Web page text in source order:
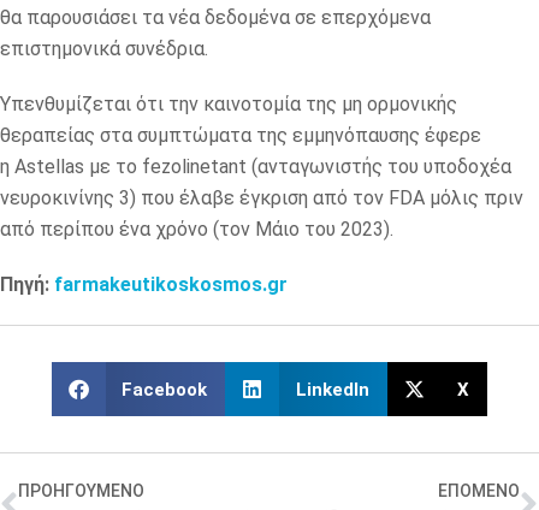
θα παρουσιάσει τα νέα δεδομένα σε επερχόμενα
επιστημονικά συνέδρια.
Υπενθυμίζεται ότι την καινοτομία της μη ορμονικής
θεραπείας στα συμπτώματα της εμμηνόπαυσης έφερε
η Astellas με το fezolinetant (ανταγωνιστής του υποδοχέα
νευροκινίνης 3) που έλαβε έγκριση από τον FDA μόλις πριν
από περίπου ένα χρόνο (τον Μάιο του 2023).
Πηγή: farmakeutikoskosmos.gr
Facebook LinkedIn X
ΠΡΟΗΓΟΥΜΕΝΟ ΕΠΟΜΕΝΟ